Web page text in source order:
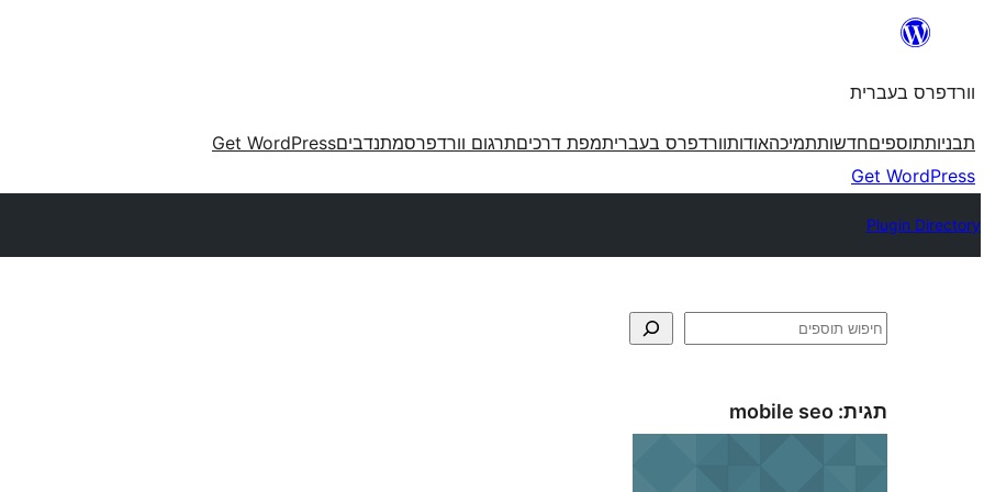
וורדפרס בעברית
תבניותתוספיםחדשותתמיכהאודותוורדפרס בעבריתמפת דרכיםתרגום וורדפרסמתנדביםGet WordPress
Get WordPress
Plugin Directory
חיפוש
תגית: mobile seo